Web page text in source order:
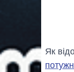
Як